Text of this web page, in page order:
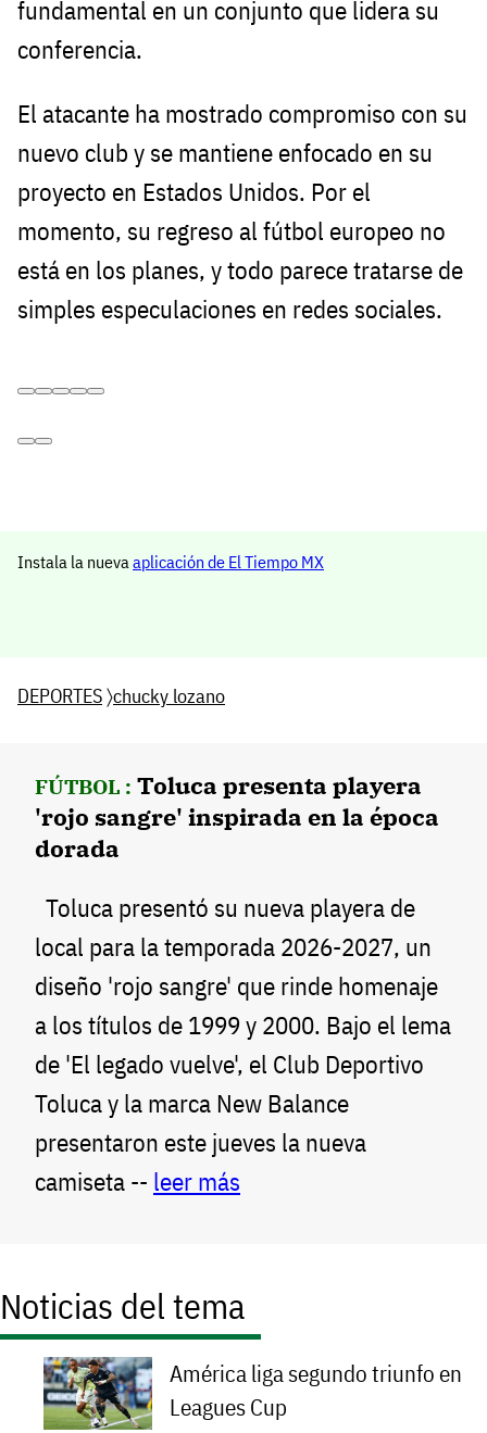
fundamental en un conjunto que lidera su
conferencia.
El atacante ha mostrado compromiso con su
nuevo club y se mantiene enfocado en su
proyecto en Estados Unidos. Por el
momento, su regreso al fútbol europeo no
está en los planes, y todo parece tratarse de
simples especulaciones en redes sociales.
Instala la nueva aplicación de El Tiempo MX
DEPORTES〉chucky lozano
FÚTBOL : Toluca presenta playera
'rojo sangre' inspirada en la época
dorada
Toluca presentó su nueva playera de
local para la temporada 2026-2027, un
diseño 'rojo sangre' que rinde homenaje
a los títulos de 1999 y 2000. Bajo el lema
de 'El legado vuelve', el Club Deportivo
Toluca y la marca New Balance
presentaron este jueves la nueva
camiseta -- leer más
Noticias del tema
América liga segundo triunfo en
Leagues Cup